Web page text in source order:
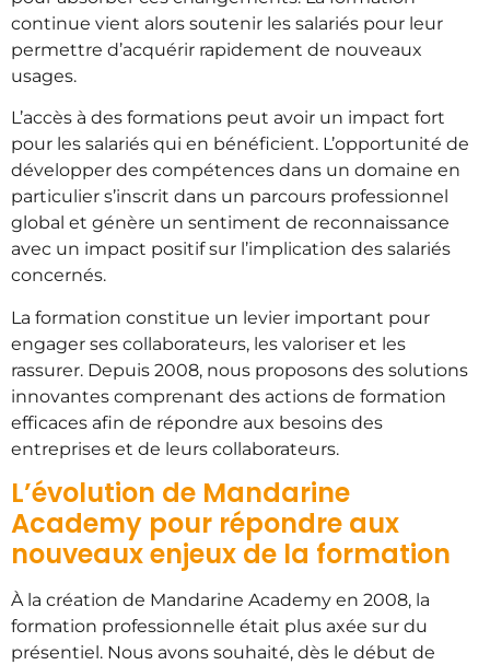
continue vient alors soutenir les salariés pour leur
permettre d’acquérir rapidement de nouveaux
usages.
L’accès à des formations peut avoir un impact fort
pour les salariés qui en bénéficient. L’opportunité de
développer des compétences dans un domaine en
particulier s’inscrit dans un parcours professionnel
global et génère un sentiment de reconnaissance
avec un impact positif sur l’implication des salariés
concernés.
La formation constitue un levier important pour
engager ses collaborateurs, les valoriser et les
rassurer. Depuis 2008, nous proposons des solutions
innovantes comprenant des actions de formation
efficaces afin de répondre aux besoins des
entreprises et de leurs collaborateurs.
L’évolution de Mandarine
Academy pour répondre aux
nouveaux enjeux de la formation
À la création de Mandarine Academy en 2008, la
formation professionnelle était plus axée sur du
présentiel. Nous avons souhaité, dès le début de